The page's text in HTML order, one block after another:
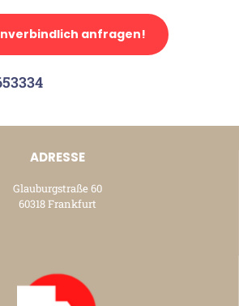
anfragen!
ADRESSE
Glauburgstraße 60
60318 Frankfurt